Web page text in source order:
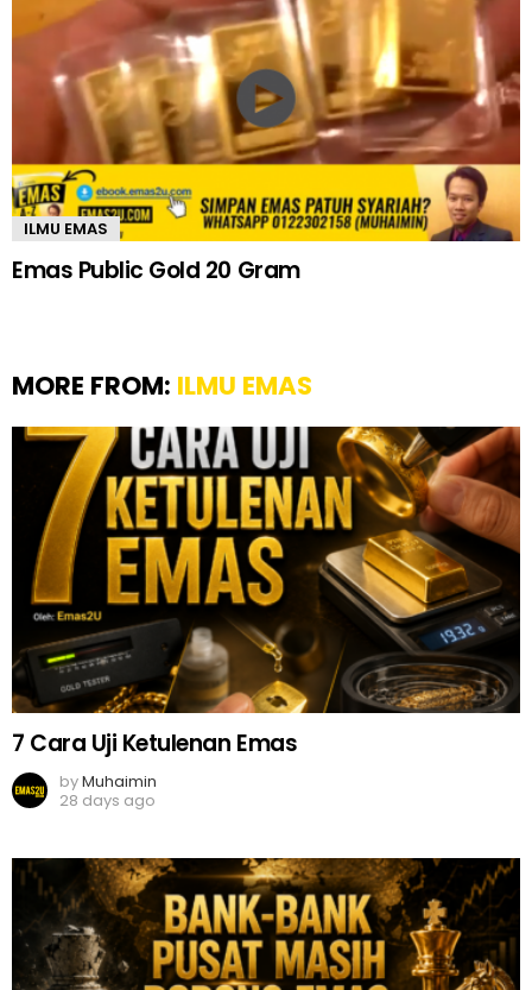
ILMU EMAS
Emas Public Gold 20 Gram
MORE FROM: ILMU EMAS
7 Cara Uji Ketulenan Emas
byMuhaimin
28 days ago